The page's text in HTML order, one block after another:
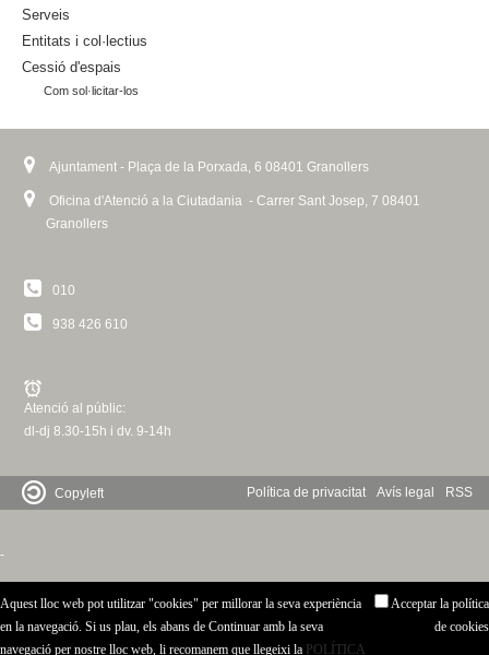
Serveis
Entitats i col·lectius
Cessió d'espais
Com sol·licitar-los
Ajuntament - Plaça de la Porxada, 6 08401 Granollers
Oficina d'Atenció a la Ciutadania - Carrer Sant Josep, 7 08401
Granollers
010
938 426 610
Atenció al públic:
dl-dj 8.30-15h i dv. 9-14h
Política de privacitat Avís legal RSS
Copyleft
-
Aquest lloc web pot utilitzar "cookies" per millorar la seva experiència
en la navegació. Si us plau, els abans de Continuar amb la seva
navegació per nostre lloc web, li recomanem que llegeixi la POLÍTICA
Acceptar la política
de cookies